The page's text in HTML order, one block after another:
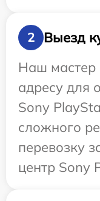
2
Выезд
Наш мастер
адресу для
Sony
сложного
перевозку
центр Sony